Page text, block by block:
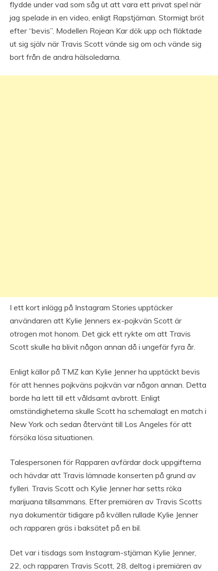
flydde under vad som såg ut att vara ett privat spel när
jag spelade in en video, enligt Rapstjärnan. Stormigt bröt
efter “bevis”. Modellen Rojean Kar dök upp och fläktade
ut sig själv när Travis Scott vände sig om och vände sig
bort från de andra hälsoledarna.
I ett kort inlägg på Instagram Stories upptäcker
användaren att Kylie Jenners ex-pojkvän Scott är
otrogen mot honom. Det gick ett rykte om att Travis
Scott skulle ha blivit någon annan då i ungefär fyra år.
Enligt källor på TMZ kan Kylie Jenner ha upptäckt bevis
för att hennes pojkväns pojkvän var någon annan. Detta
borde ha lett till ett våldsamt avbrott. Enligt
omständigheterna skulle Scott ha schemalagt en match i
New York och sedan återvänt till Los Angeles för att
försöka lösa situationen.
Talespersonen för Rapparen avfärdar dock uppgifterna
och hävdar att Travis lämnade konserten på grund av
fylleri. Travis Scott och Kylie Jenner har setts röka
marijuana tillsammans. Efter premiären av Travis Scotts
nya dokumentär tidigare på kvällen rullade Kylie Jenner
och rapparen gräs i baksätet på en bil.
Det var i tisdags som Instagram-stjärnan Kylie Jenner,
22, och rapparen Travis Scott, 28, deltog i premiären av